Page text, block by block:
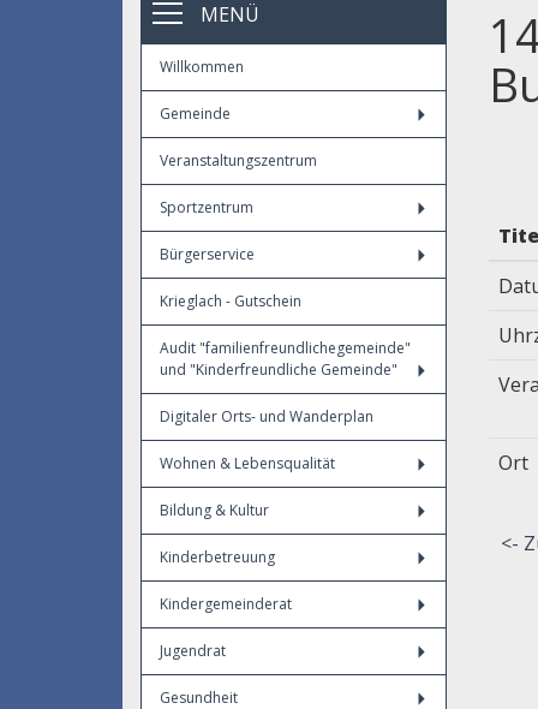
MENÜ
Willkommen
Gemeinde
Veranstaltungszentrum
Sportzentrum
Bürgerservice
Krieglach - Gutschein
Audit "familienfreundlichegemeinde"
und "Kinderfreundliche Gemeinde"
Digitaler Orts- und Wanderplan
Wohnen & Lebensqualität
Bildung & Kultur
Kinderbetreuung
Kindergemeinderat
Jugendrat
Gesundheit
Ort
<-